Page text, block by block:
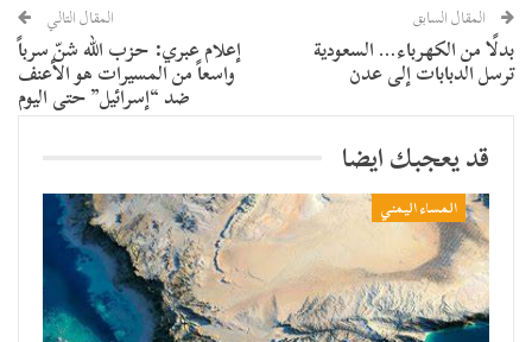
المقال السابق
بدلًا من الكهرباء… السعودية
ترسل الدبابات إلى عدن
المقال التالي
إعلام عبري: حزب الله شنّ سرباً
واسعاً من المسيرات هو الأعنف
ضد “إسرائيل” حتى اليوم
قد يعجبك ايضا
المساء اليمني